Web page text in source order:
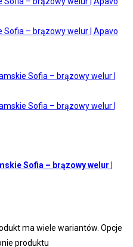
Sofia – brązowy welur |
ma wiele wariantów. Opcje
produktu